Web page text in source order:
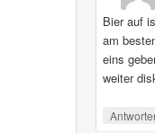
Bier auf
am
eins
weiter